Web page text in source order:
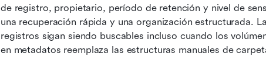
de registro, propietario, período de retención y nivel de
una recuperación rápida y una organización estructurada.
registros sigan siendo buscables incluso cuando los
en metadatos reemplaza las estructuras manuales de